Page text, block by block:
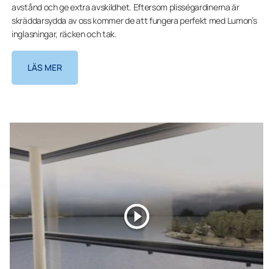
avstånd och ge extra avskildhet. Eftersom plisségardinerna är
skräddarsydda av oss kommer de att fungera perfekt med Lumon’s
inglasningar, räcken och tak.
LÄS MER